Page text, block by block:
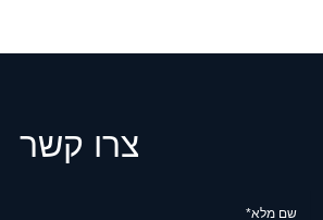
צרו קשר